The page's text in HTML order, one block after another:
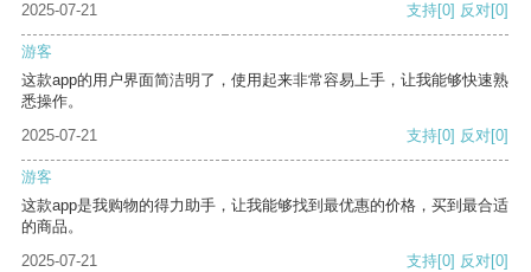
2025-07-21
支持[0] 反对[0]
游客
这款app的用户界面简洁明了，使用起来非常容易上手，让我能够快速熟
悉操作。
2025-07-21
支持[0] 反对[0]
游客
这款app是我购物的得力助手，让我能够找到最优惠的价格，买到最合适
的商品。
2025-07-21
支持[0] 反对[0]